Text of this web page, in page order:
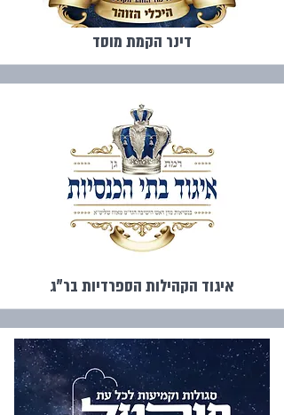
דינר הקמת מוסד
איגוד הקהילות הספרדיות בר"ג